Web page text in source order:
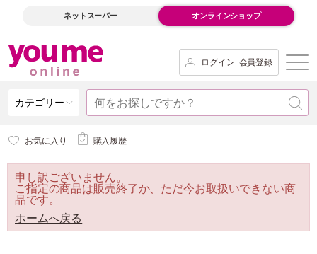
ネットスーパー オンラインショップ
ログイン･会員登録
カテゴリー
お気に入り 購入履歴
申し訳ございません。
ご指定の商品は販売終了か、ただ今お取扱いできない商
品です。
ホームへ戻る